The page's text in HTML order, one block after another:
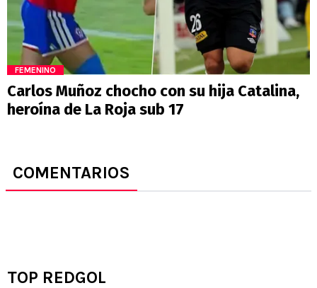
FEMENINO
Carlos Muñoz chocho con su hija Catalina,
heroína de La Roja sub 17
COMENTARIOS
TOP REDGOL